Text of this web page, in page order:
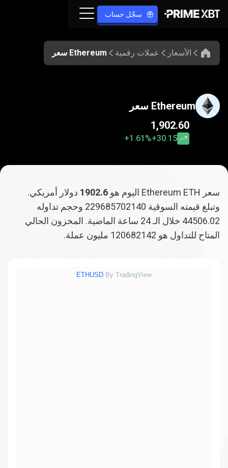
سجّل حساب
الأسعار عملات رقمية Ethereum سعر
Ethereum سعر
1,902.60
‎+30.15
‎+1.61‎%‎
سعر Ethereum ETH اليوم هو 1902.6 دولار أمريكي.
وتبلغ قيمته السوقية 229685702140 وحجم تداوله
44506.02
خلال الـ 24 ساعة الماضية. المخزون الحالي
المتاح للتداول هو 120682142 مليون عملة.
ETHUSD By TradingView